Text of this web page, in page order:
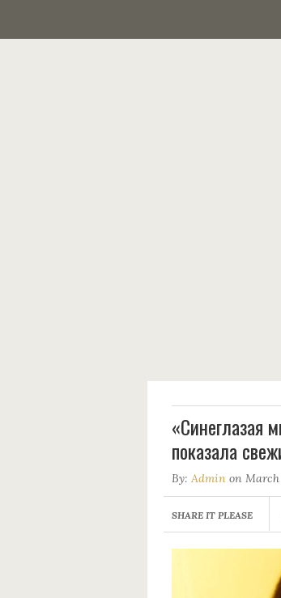
«Синеглазая
показала
By: Admin on March
SHARE IT PLEASE